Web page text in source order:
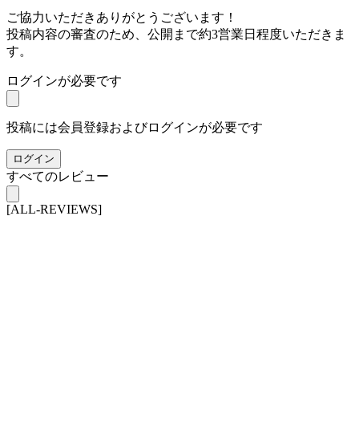
ご協力いただきありがとうございます！
投稿内容の審査のため、公開まで約3営業日程度いただきま
す。
ログインが必要です
投稿には会員登録およびログインが必要です
ログイン
すべてのレビュー
[ALL-REVIEWS]